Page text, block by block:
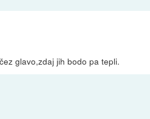
glavo,zdaj jih bodo pa tepli.